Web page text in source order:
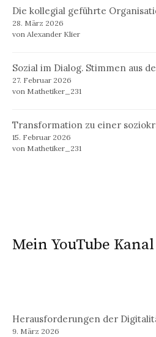
Die kollegial geführte
28. März 2026
von Alexander Klier
Sozial im Dialog. Stimmen aus
27. Februar 2026
von Mathetiker_231
Transformation zu einer
15. Februar 2026
von Mathetiker_231
Mein YouTube Kanal
Herausforderungen der
9. März 2026